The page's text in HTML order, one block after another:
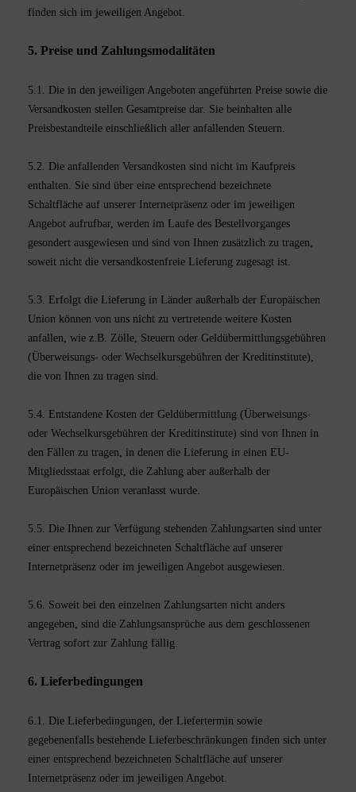
finden sich im jeweiligen Angebot.
5. Preise und Zahlungsmodalitäten
5.1. Die in den jeweiligen Angeboten angeführten Preise sowie die
Versandkosten stellen Gesamtpreise dar. Sie beinhalten alle
Preisbestandteile einschließlich aller anfallenden Steuern.
5.2. Die anfallenden Versandkosten sind nicht im Kaufpreis
enthalten. Sie sind über eine entsprechend bezeichnete
Schaltfläche auf unserer Internetpräsenz oder im jeweiligen
Angebot aufrufbar, werden im Laufe des Bestellvorganges
gesondert ausgewiesen und sind von Ihnen zusätzlich zu tragen,
soweit nicht die versandkostenfreie Lieferung zugesagt ist.
5.3. Erfolgt die Lieferung in Länder außerhalb der Europäischen
Union können von uns nicht zu vertretende weitere Kosten
anfallen, wie z.B. Zölle, Steuern oder Geldübermittlungsgebühren
(Überweisungs- oder Wechselkursgebühren der Kreditinstitute),
die von Ihnen zu tragen sind.
5.4. Entstandene Kosten der Geldübermittlung (Überweisungs-
oder Wechselkursgebühren der Kreditinstitute) sind von Ihnen in
den Fällen zu tragen, in denen die Lieferung in einen EU-
Mitgliedsstaat erfolgt, die Zahlung aber außerhalb der
Europäischen Union veranlasst wurde.
5.5. Die Ihnen zur Verfügung stehenden Zahlungsarten sind unter
einer entsprechend bezeichneten Schaltfläche auf unserer
Internetpräsenz oder im jeweiligen Angebot ausgewiesen.
5.6. Soweit bei den einzelnen Zahlungsarten nicht anders
angegeben, sind die Zahlungsansprüche aus dem geschlossenen
Vertrag sofort zur Zahlung fällig.
6. Lieferbedingungen
6.1. Die Lieferbedingungen, der Liefertermin sowie
gegebenenfalls bestehende Lieferbeschränkungen finden sich unter
einer entsprechend bezeichneten Schaltfläche auf unserer
Internetpräsenz oder im jeweiligen Angebot.